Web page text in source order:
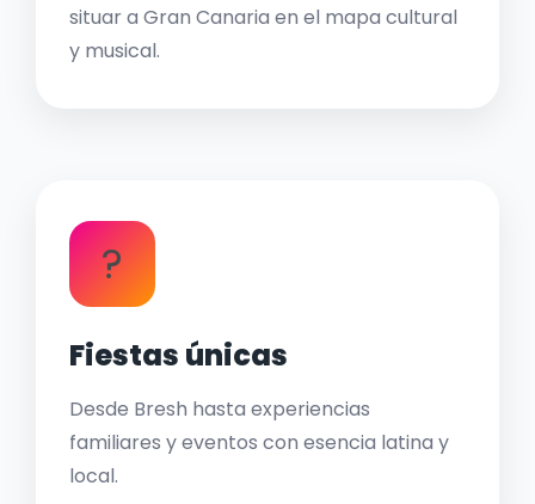
situar a Gran Canaria en el mapa cultural
y musical.
?
Fiestas únicas
Desde Bresh hasta experiencias
familiares y eventos con esencia latina y
local.